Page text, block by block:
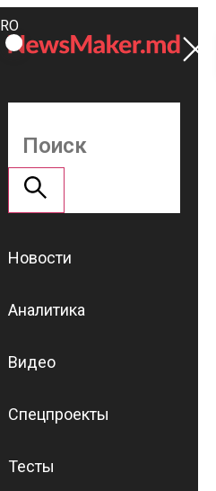
ROMÂNĂ
RU
Поддержать
NM
Новости
Аналитика
Видео
Спецпроекты
Тесты